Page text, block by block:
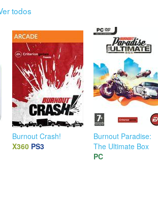
todos
Burnout Crash!
X360 PS3
Burnout Paradise:
The Ultimate Box
PC